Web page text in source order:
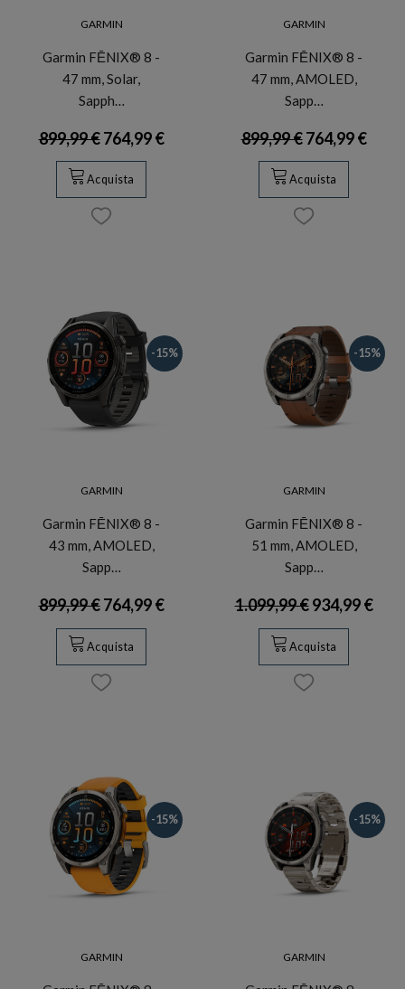
GARMIN
Garmin FĒNIX® 8 -
47 mm, Solar,
Sapph…
899,99 €764,99 €
Acquista
GARMIN
Garmin FĒNIX® 8 -
47 mm, AMOLED,
Sapp…
899,99 €764,99 €
Acquista
-15%
GARMIN
Garmin FĒNIX® 8 -
43 mm, AMOLED,
Sapp…
899,99 €764,99 €
Acquista
-15%
GARMIN
Garmin FĒNIX® 8 -
51 mm, AMOLED,
Sapp…
1.099,99 €934,99 €
Acquista
-15%
GARMIN
-15%
GARMIN